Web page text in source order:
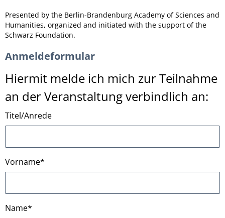
Presented by the Berlin-Brandenburg Academy of Sciences and
Humanities, organized and initiated with the support of the
Schwarz Foundation.
Anmeldeformular
Hiermit melde ich mich zur Teilnahme
an der Veranstaltung verbindlich an:
Titel/Anrede
Vorname*
Name*